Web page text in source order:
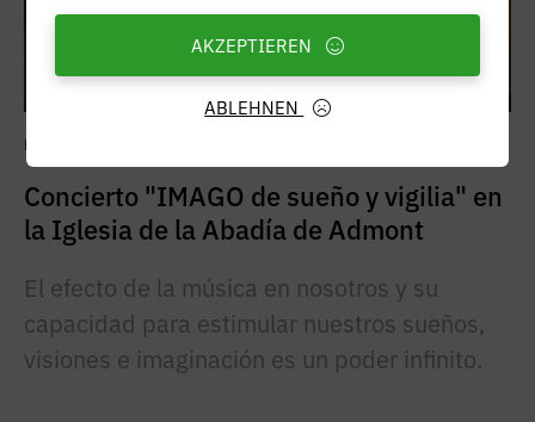
PUBLICIDAD
Concierto "IMAGO de sueño y vigilia" en
la Iglesia de la Abadía de Admont
El efecto de la música en nosotros y su
capacidad para estimular nuestros sueños,
visiones e imaginación es un poder infinito.
ABLEHNEN
AKZEPTIEREN